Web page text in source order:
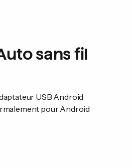
sans fil
USB Android
pour Android